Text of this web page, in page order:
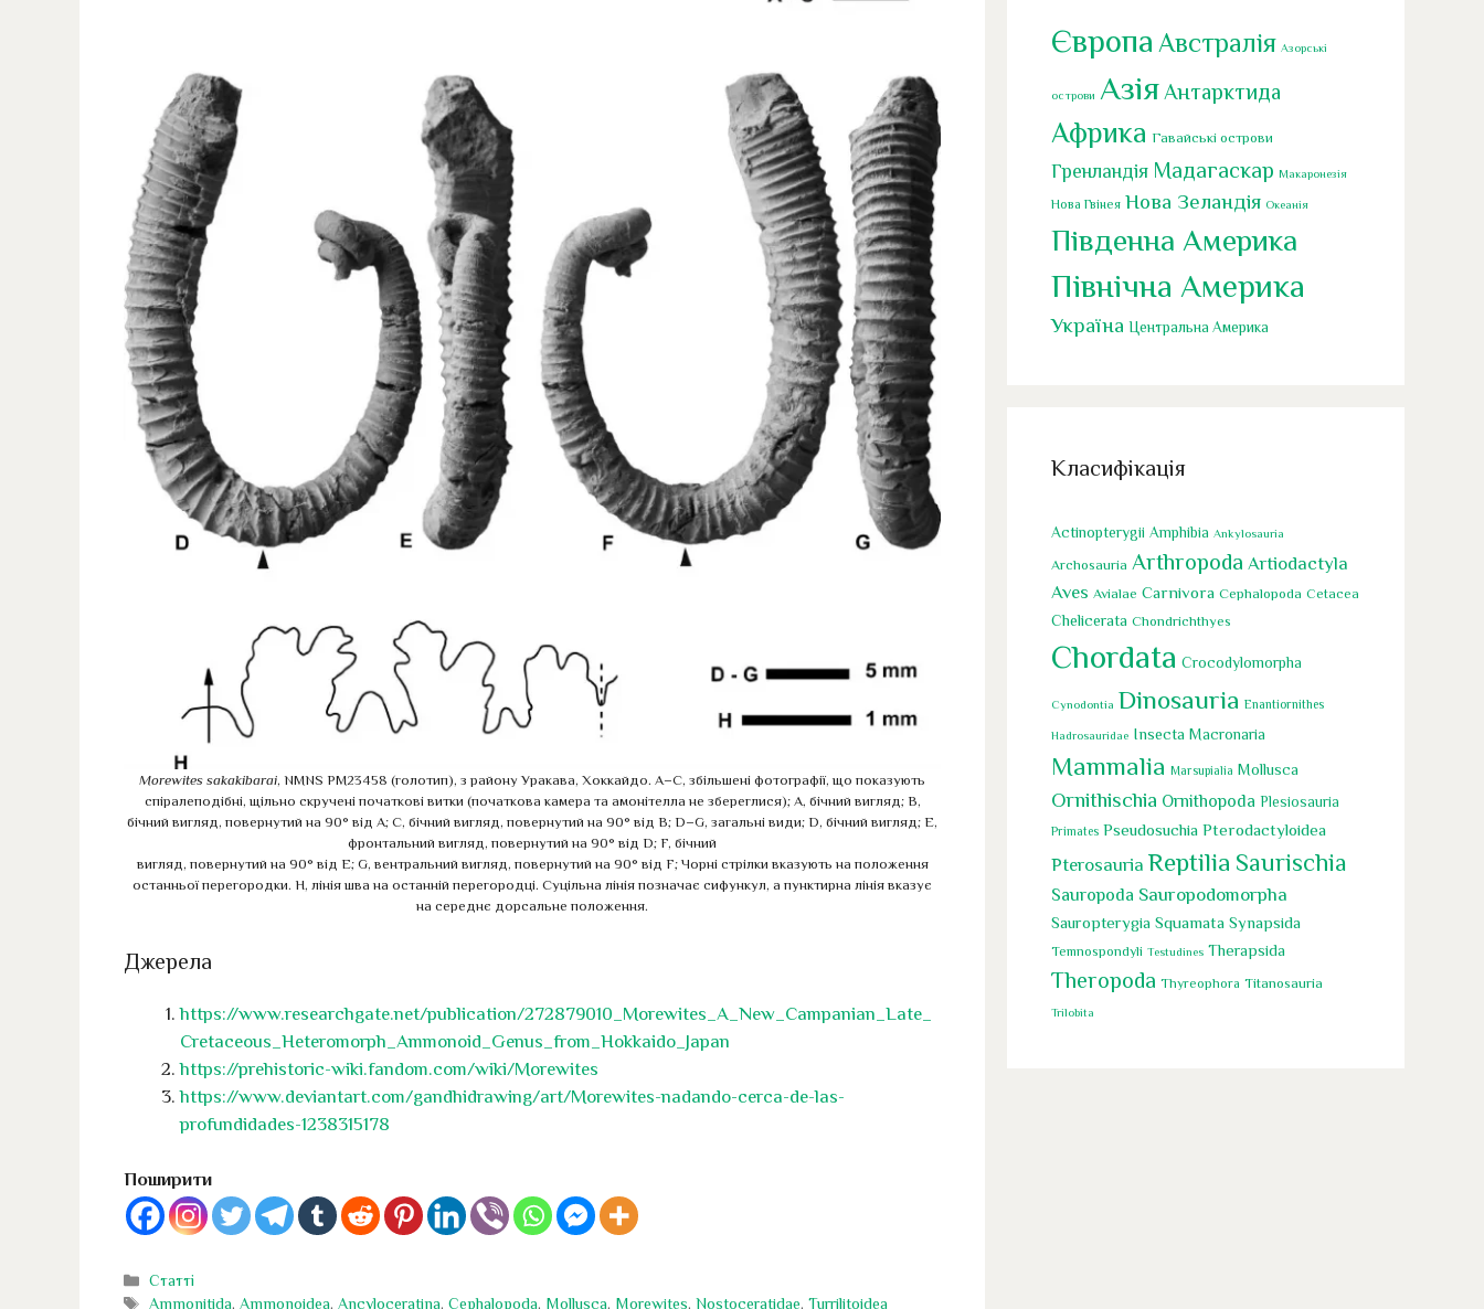
Morewites sakakibarai, NMNS PM23458 (голотип), з району Уракава, Хоккайдо. A–C, збільшені фотографії, що показують
спіралеподібні, щільно скручені початкові витки (початкова камера та амонітелла не збереглися); A, бічний вигляд; B,
бічний вигляд, повернутий на 90° від A; C, бічний вигляд, повернутий на 90° від B; D–G, загальні види; D, бічний вигляд; E,
фронтальний вигляд, повернутий на 90° від D; F, бічний
вигляд, повернутий на 90° від E; G, вентральний вигляд, повернутий на 90° від F; Чорні стрілки вказують на положення
останньої перегородки. H, лінія шва на останній перегородці. Суцільна лінія позначає сифункул, а пунктирна лінія вказує
на середнє дорсальне положення.
Джерела
https://www.researchgate.net/publication/272879010_Morewites_A_New_Campanian_Late_
Cretaceous_Heteromorph_Ammonoid_Genus_from_Hokkaido_Japan
https://prehistoric-wiki.fandom.com/wiki/Morewites
https://www.deviantart.com/gandhidrawing/art/Morewites-nadando-cerca-de-las-
profundidades-1238315178
Поширити
Категорії
Статті
Позначки
Ammonitida,Ammonoidea,Ancyloceratina,Cephalopoda, Mollusca, Morewites,Nostoceratidae,Turrilitoidea
Європа Австралія Азорські
острови Азія Антарктида
Африка Гавайські острови
Гренландія Мадагаскар Макаронезія
Нова Гвінея Нова Зеландія Океанія
Південна Америка
Північна Америка
Україна Центральна Америка
Класифікація
Actinopterygii Amphibia Ankylosauria
Archosauria Arthropoda Artiodactyla
Aves Avialae Carnivora Cephalopoda Cetacea
Chelicerata Chondrichthyes
Chordata Crocodylomorpha
Cynodontia Dinosauria Enantiornithes
Hadrosauridae Insecta Macronaria
Mammalia Marsupialia Mollusca
Ornithischia Ornithopoda Plesiosauria
Primates Pseudosuchia Pterodactyloidea
Pterosauria Reptilia Saurischia
Sauropoda Sauropodomorpha
Sauropterygia Squamata Synapsida
Temnospondyli Testudines Therapsida
Theropoda Thyreophora Titanosauria
Trilobita